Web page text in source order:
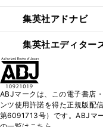
集英社アドナビ
集英社エディター
ABJマークは、この電子書店
ンツ使用許諾を得た正規版配
第6091713号）です。ABJマ